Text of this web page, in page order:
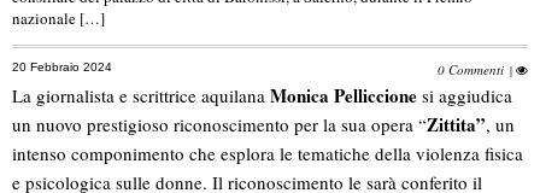
nazionale […]
20 Febbraio 2024 0 Commenti |
La giornalista e scrittrice aquilana Monica Pelliccione si aggiudica
un nuovo prestigioso riconoscimento per la sua opera “Zittita”, un
intenso componimento che esplora le tematiche della violenza fisica
e psicologica sulle donne. Il riconoscimento le sarà conferito il